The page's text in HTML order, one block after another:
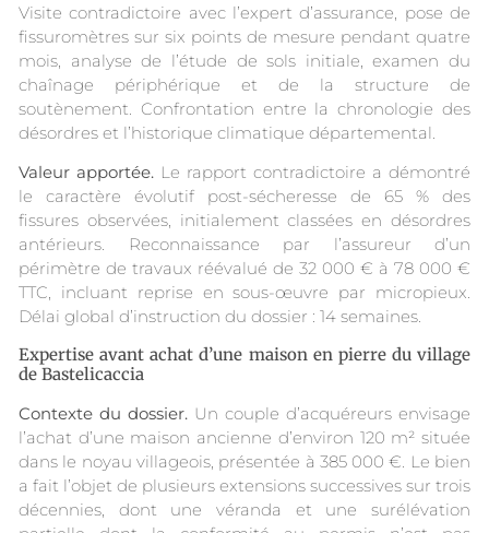
Visite contradictoire avec l’expert d’assurance, pose de
fissuromètres sur six points de mesure pendant quatre
mois, analyse de l’étude de sols initiale, examen du
chaînage périphérique et de la structure de
soutènement. Confrontation entre la chronologie des
désordres et l’historique climatique départemental.
Valeur apportée. Le rapport contradictoire a démontré
le caractère évolutif post-sécheresse de 65 % des
fissures observées, initialement classées en désordres
antérieurs. Reconnaissance par l’assureur d’un
périmètre de travaux réévalué de 32 000 € à 78 000 €
TTC, incluant reprise en sous-œuvre par micropieux.
Délai global d’instruction du dossier : 14 semaines.
Expertise avant achat d’une maison en pierre du village
de Bastelicaccia
Contexte du dossier. Un couple d’acquéreurs envisage
l’achat d’une maison ancienne d’environ 120 m² située
dans le noyau villageois, présentée à 385 000 €. Le bien
a fait l’objet de plusieurs extensions successives sur trois
décennies, dont une véranda et une surélévation